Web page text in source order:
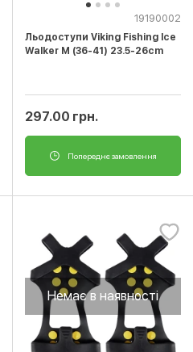
19190002
Льодоступи Viking Fishing Ice
Walker M (36-41) 23.5-26cm
297.00 грн.
Попереднє замовлення
Немає в наявності